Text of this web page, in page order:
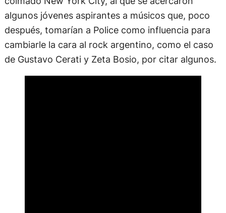
algunos jóvenes aspirantes a músicos que, poco
después, tomarían a Police como influencia para
cambiarle la cara al rock argentino, como el caso
de Gustavo Cerati y Zeta Bosio, por citar algunos.